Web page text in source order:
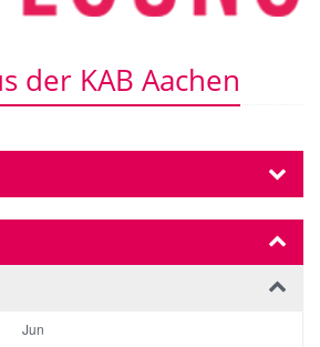
der KAB Aachen
Jun